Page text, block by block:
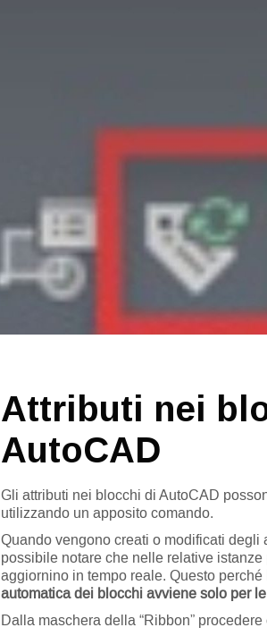
Attributi nei
AutoCAD
Gli attributi nei blocchi di AutoCAD
utilizzando un apposito comando.
Quando vengono creati o modificati degli
possibile notare che nelle relative
aggiornino in tempo reale. Questo perché
automatica dei blocchi avviene solo per
Dalla maschera della “Ribbon”